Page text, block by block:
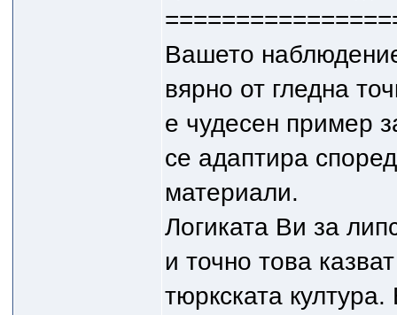
Вашето
вярно от гледна
е чудесен пример
се адаптира
материали.
Логиката Ви за
и точно това
тюркската